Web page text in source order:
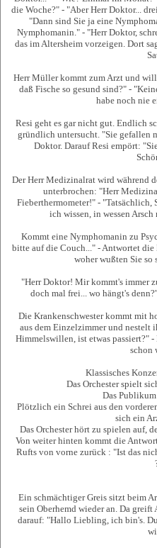
die Woche?" - "Aber Herr Doktor...
"Dann sind Sie ja eine
Nymphomanin." - "Herr Doktor,
das im Altersheim vorzeigen. Dort
Herr Müller kommt zum Arzt und
daß Fische so gesund sind?" -
habe noch nie
Resi geht es gar nicht gut. Endlich
gründlich untersucht. "Sie gefallen
Doktor. Darauf Resi empört:
Der Herr Medizinalrat wird während
unterbrochen: "Herr
Fieberthermometer!" - "Tatsächlich,
ich wissen, in wessen
Kommt eine Nymphomanin zu
bitte auf die Couch..." - Antwortet
woher wußten Sie
"Herr Doktor! Mir kommt's immer
doch mal frei... wo hängt's
Die Krankenschwester kommt mit
aus dem Einzelzimmer und nestelt
Himmelswillen, ist etwas passiert?"
schon
Klassisches
Das Orchester spielt
Das
Plötzlich ein Schrei aus den
sich ein
Das Orchester hört zu spielen auf,
Von weiter hinten kommt die
Rufts von vorne zurück : "Ist das
Ein schmächtiger Greis sitzt beim
sein Oberhemd wieder an. Da
darauf: "Hallo Liebling, ich bin's.